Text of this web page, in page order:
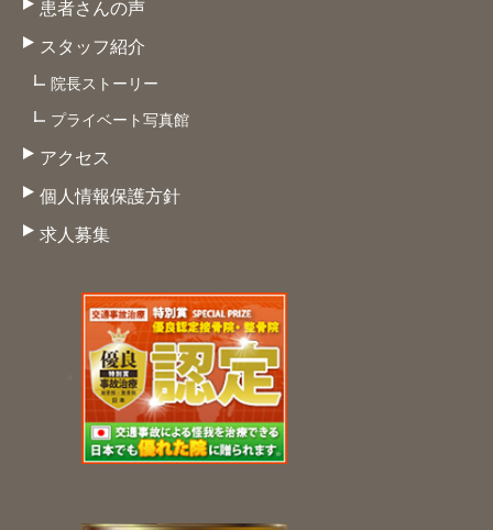
患者さんの声
スタッフ紹介
院長ストーリー
プライベート写真館
アクセス
個人情報保護方針
求人募集